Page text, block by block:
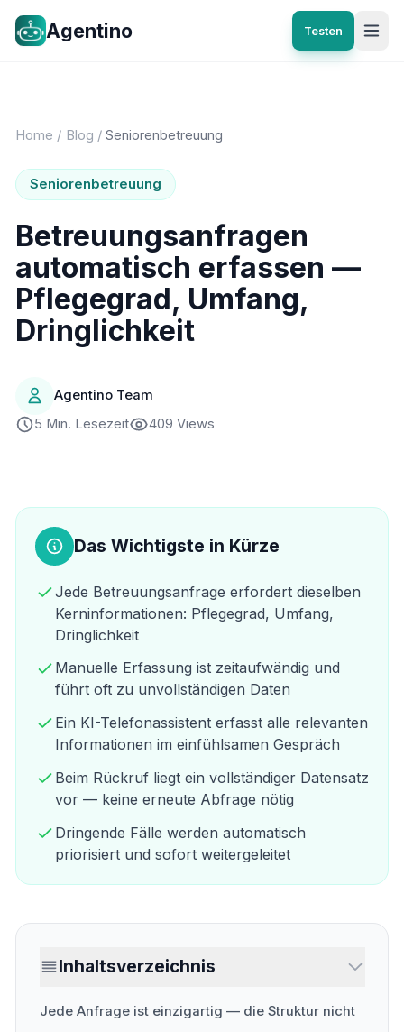
Agentino Testen
Home / Blog / Seniorenbetreuung
Seniorenbetreuung
Betreuungsanfragen
automatisch erfassen —
Pflegegrad, Umfang,
Dringlichkeit
Agentino Team
5 Min. Lesezeit
409 Views
Das Wichtigste in Kürze
Jede Betreuungsanfrage erfordert dieselben
Kerninformationen: Pflegegrad, Umfang,
Dringlichkeit
Manuelle Erfassung ist zeitaufwändig und
führt oft zu unvollständigen Daten
Ein KI-Telefonassistent erfasst alle relevanten
Informationen im einfühlsamen Gespräch
Beim Rückruf liegt ein vollständiger Datensatz
vor — keine erneute Abfrage nötig
Dringende Fälle werden automatisch
priorisiert und sofort weitergeleitet
Inhaltsverzeichnis
Jede Anfrage ist einzigartig — die Struktur nicht